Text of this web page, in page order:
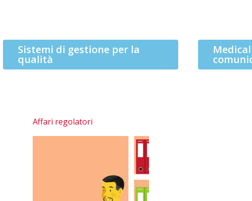
Sistemi di gestione per la
qualità
Affari regolatori